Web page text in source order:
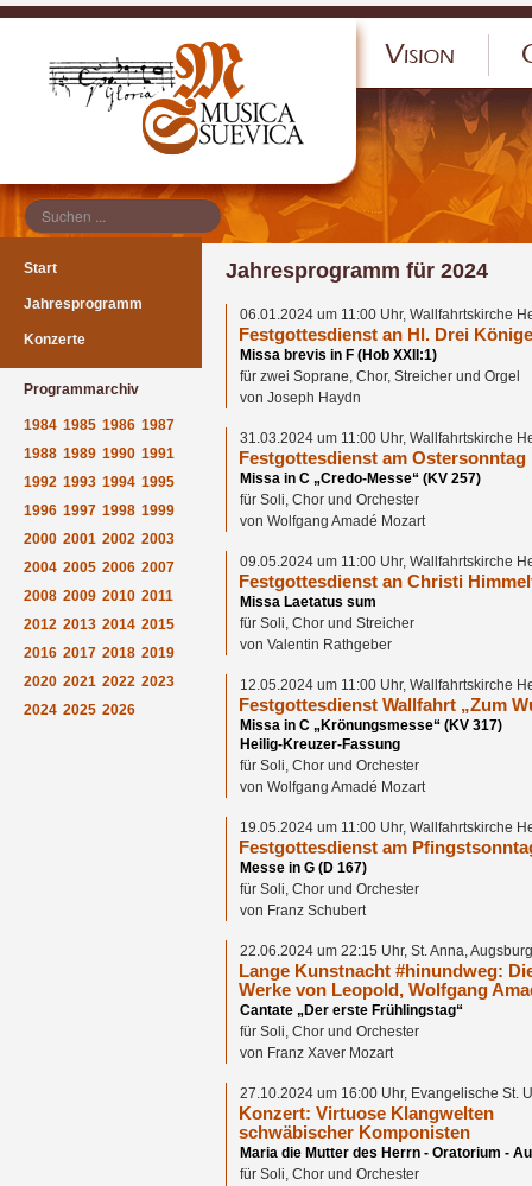
Start
Jahresprogramm
Konzerte
Programmarchiv
1984 1985 1986 1987
1988 1989 1990 1991
1992 1993 1994 1995
1996 1997 1998 1999
2000 2001 2002 2003
2004 2005 2006 2007
2008 2009 2010 2011
2012 2013 2014 2015
2016 2017 2018 2019
2020 2021 2022 2023
2024 2025 2026
Jahresprogramm für 2024
06.01.2024 um 11:00 Uhr, Wallfahrtskirche
Festgottesdienst an Hl. Drei Könige
Missa brevis in F (Hob XXII:1)
für zwei Soprane, Chor, Streicher und Orgel
von Joseph Haydn
31.03.2024 um 11:00 Uhr, Wallfahrtskirche
Festgottesdienst am Ostersonntag
Missa in C „Credo-Messe“ (KV 257)
für Soli, Chor und Orchester
von Wolfgang Amadé Mozart
09.05.2024 um 11:00 Uhr, Wallfahrtskirche
Festgottesdienst an Christi
Missa Laetatus sum
für Soli, Chor und Streicher
von Valentin Rathgeber
12.05.2024 um 11:00 Uhr, Wallfahrtskirche
Festgottesdienst Wallfahrt „Zum
Missa in C „Krönungsmesse“ (KV 317)
Heilig-Kreuzer-Fassung
für Soli, Chor und Orchester
von Wolfgang Amadé Mozart
19.05.2024 um 11:00 Uhr, Wallfahrtskirche
Festgottesdienst am
Messe in G (D 167)
für Soli, Chor und Orchester
von Franz Schubert
22.06.2024 um 22:15 Uhr, St. Anna, Augsburg
Lange Kunstnacht #hinundweg:
Werke von Leopold, Wolfgang
Cantate „Der erste Frühlingstag“
für Soli, Chor und Orchester
von Franz Xaver Mozart
27.10.2024 um 16:00 Uhr, Evangelische St.
Konzert: Virtuose Klangwelten
schwäbischer Komponisten
Maria die Mutter des Herrn - Oratorium -
für Soli, Chor und Orchester